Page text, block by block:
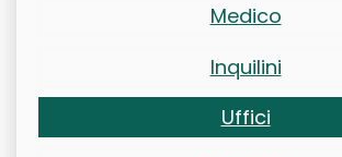
Medico
Inquilini
Uffici